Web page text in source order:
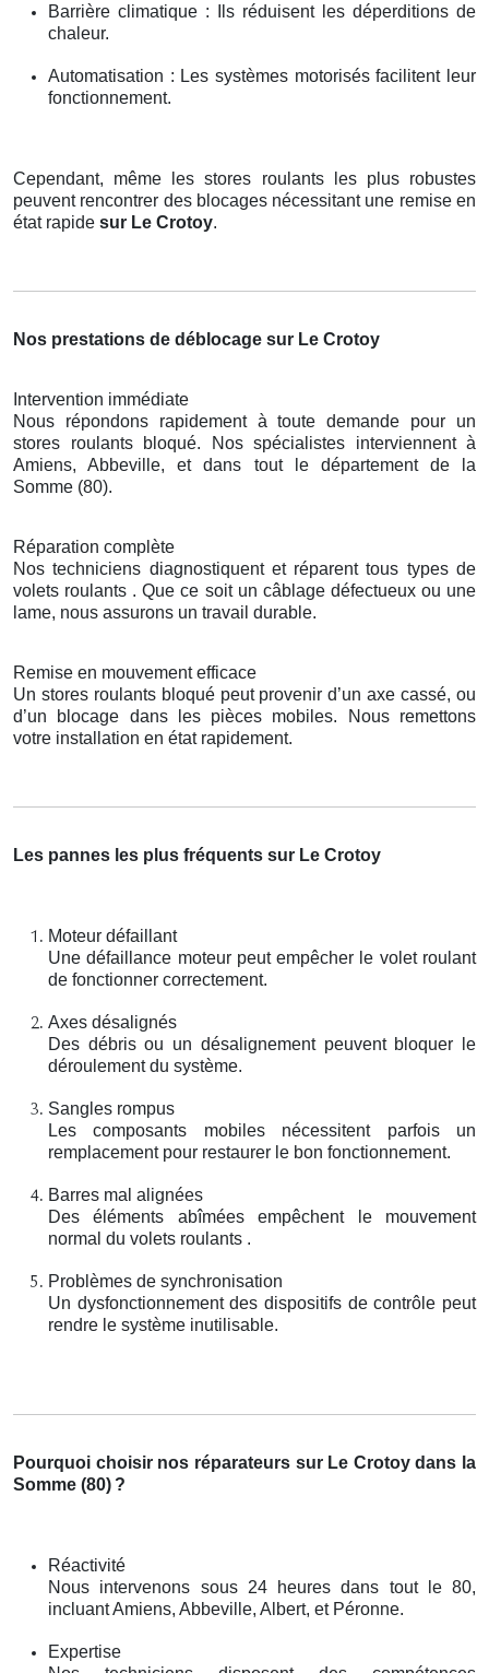
Barrière climatique : Ils réduisent les déperditions de
chaleur.
Automatisation : Les systèmes motorisés facilitent leur
fonctionnement.
Cependant, même les stores roulants les plus robustes
peuvent rencontrer des blocages nécessitant une remise en
état rapide sur Le Crotoy.
Nos prestations de déblocage sur Le Crotoy
Intervention immédiate
Nous répondons rapidement à toute demande pour un
stores roulants bloqué. Nos spécialistes interviennent à
Amiens, Abbeville, et dans tout le département de la
Somme (80).
Réparation complète
Nos techniciens diagnostiquent et réparent tous types de
volets roulants . Que ce soit un câblage défectueux ou une
lame, nous assurons un travail durable.
Remise en mouvement efficace
Un stores roulants bloqué peut provenir d’un axe cassé, ou
d’un blocage dans les pièces mobiles. Nous remettons
votre installation en état rapidement.
Les pannes les plus fréquents sur Le Crotoy
Moteur défaillant
Une défaillance moteur peut empêcher le volet roulant
de fonctionner correctement.
Axes désalignés
Des débris ou un désalignement peuvent bloquer le
déroulement du système.
Sangles rompus
Les composants mobiles nécessitent parfois un
remplacement pour restaurer le bon fonctionnement.
Barres mal alignées
Des éléments abîmées empêchent le mouvement
normal du volets roulants .
Problèmes de synchronisation
Un dysfonctionnement des dispositifs de contrôle peut
rendre le système inutilisable.
Pourquoi choisir nos réparateurs sur Le Crotoy dans la
Somme (80) ?
Réactivité
Nous intervenons sous 24 heures dans tout le 80,
incluant Amiens, Abbeville, Albert, et Péronne.
Expertise